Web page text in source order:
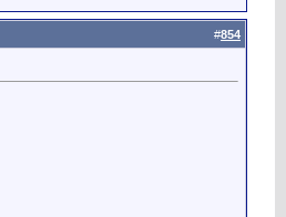
#854